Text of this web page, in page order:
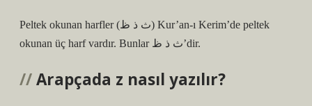
Peltek okunan harfler (ث ذ ظ) Kur’an-ı Kerim’de peltek
okunan üç harf vardır. Bunlar ث ذ ظ’dir.
Arapçada z nasıl yazılır?